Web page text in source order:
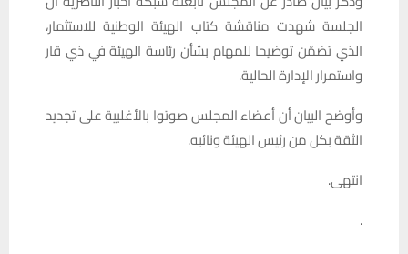
الجلسة شهدت مناقشة كتاب الهيئة الوطنية للاستثمار،
الذي تضمّن توضيحا للمهام بشأن رئاسة الهيئة في ذي قار
واستمرار الإدارة الحالية.
وأوضح البيان أن أعضاء المجلس صوتوا بالأغلبية على تجديد
الثقة بكل من رئيس الهيئة ونائبه.
انتهى.
.